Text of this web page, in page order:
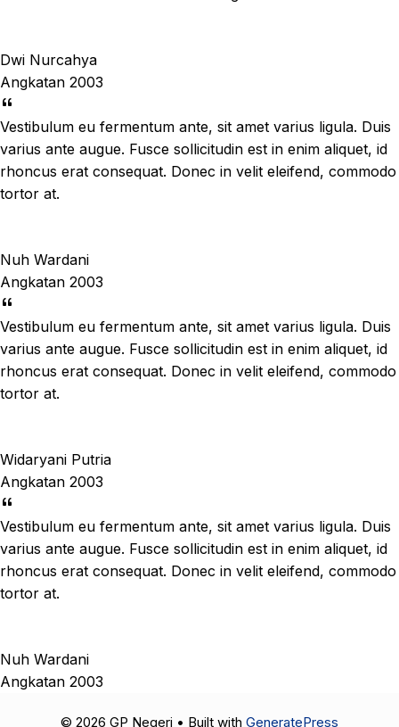
Dwi Nurcahya
Angkatan 2003
Vestibulum eu fermentum ante, sit amet varius ligula. Duis
varius ante augue. Fusce sollicitudin est in enim aliquet, id
rhoncus erat consequat. Donec in velit eleifend, commodo
tortor at.
Nuh Wardani
Angkatan 2003
Vestibulum eu fermentum ante, sit amet varius ligula. Duis
varius ante augue. Fusce sollicitudin est in enim aliquet, id
rhoncus erat consequat. Donec in velit eleifend, commodo
tortor at.
Widaryani Putria
Angkatan 2003
Vestibulum eu fermentum ante, sit amet varius ligula. Duis
varius ante augue. Fusce sollicitudin est in enim aliquet, id
rhoncus erat consequat. Donec in velit eleifend, commodo
tortor at.
Nuh Wardani
Angkatan 2003
© 2026 GP Negeri • Built with GeneratePress